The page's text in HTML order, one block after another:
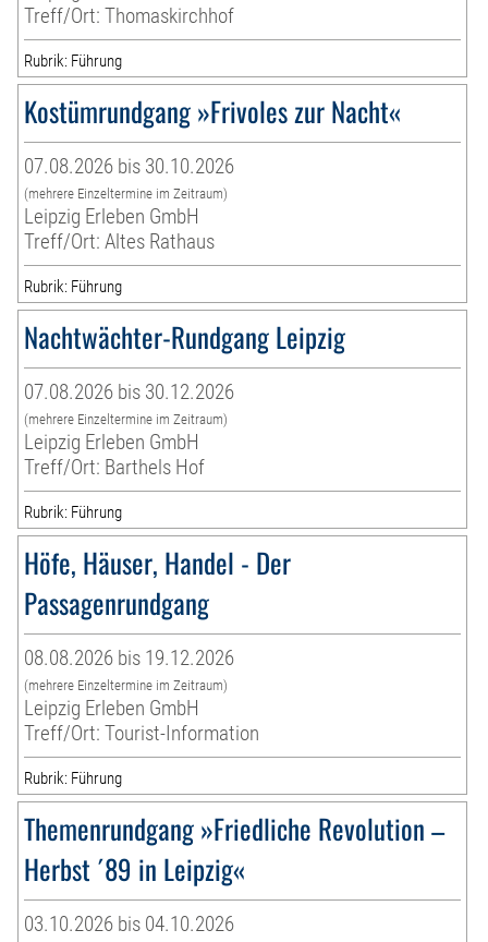
Treff/Ort: Thomaskirchhof
Rubrik: Führung
Kostümrundgang »Frivoles zur Nacht«
07.08.2026 bis 30.10.2026
(mehrere Einzeltermine im Zeitraum)
Leipzig Erleben GmbH
Treff/Ort: Altes Rathaus
Rubrik: Führung
Nachtwächter-Rundgang Leipzig
07.08.2026 bis 30.12.2026
(mehrere Einzeltermine im Zeitraum)
Leipzig Erleben GmbH
Treff/Ort: Barthels Hof
Rubrik: Führung
Höfe, Häuser, Handel - Der
Passagenrundgang
08.08.2026 bis 19.12.2026
(mehrere Einzeltermine im Zeitraum)
Leipzig Erleben GmbH
Treff/Ort: Tourist-Information
Rubrik: Führung
Themenrundgang »Friedliche Revolution –
Herbst ´89 in Leipzig«
03.10.2026 bis 04.10.2026